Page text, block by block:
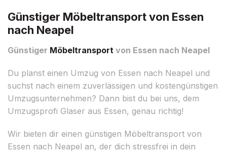
Günstiger Möbeltransport von Essen
nach Neapel
Günstiger Möbeltransport von Essen nach Neapel
Du planst einen Umzug von Essen nach Neapel und
suchst nach einem zuverlässigen und kostengünstigen
Umzugsunternehmen? Dann bist du bei uns, dem
Umzugsprofi Glaser aus Essen, genau richtig!
Wir bieten dir einen günstigen Möbeltransport von
Essen nach Neapel an, der dich stressfrei in dein